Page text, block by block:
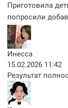
Приготовила
попросили
Инесса
15.02.2026 11:42
Результат